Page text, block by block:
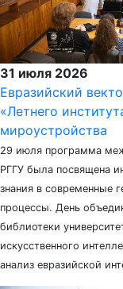
31 июля 2026
Евразийский
«Летнего
мироустройства
29 июля программа
РГГУ была посвящена
знания в современные
процессы. День
библиотеки
искусственного
анализ евразийской